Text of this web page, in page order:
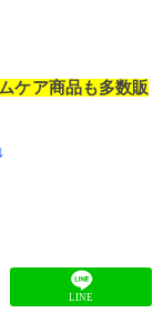
ケア商品も多数販
LINE